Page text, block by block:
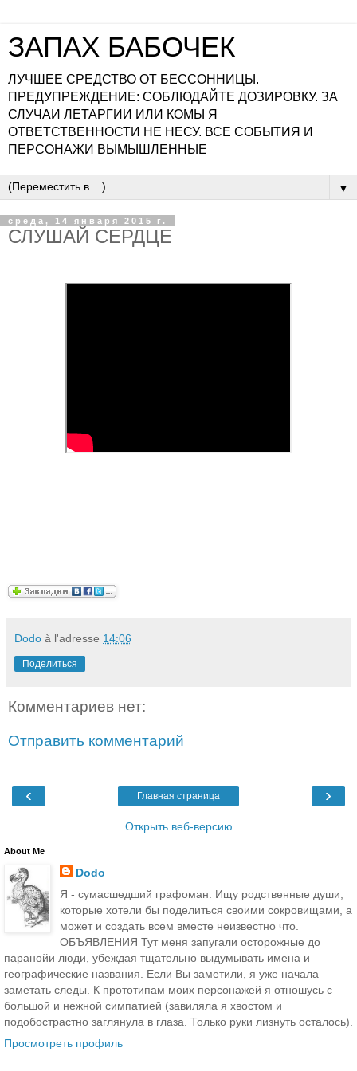
ЗАПАХ БАБОЧЕК
ЛУЧШЕЕ СРЕДСТВО ОТ БЕССОННИЦЫ.
ПРЕДУПРЕЖДЕНИЕ: СОБЛЮДАЙТЕ ДОЗИРОВКУ. ЗА
СЛУЧАИ ЛЕТАРГИИ ИЛИ КОМЫ Я
ОТВЕТСТВЕННОСТИ НЕ НЕСУ. ВСЕ СОБЫТИЯ И
ПЕРСОНАЖИ ВЫМЫШЛЕННЫЕ
▼
среда, 14 января 2015 г.
СЛУШАЙ СЕРДЦЕ
Dodo à l'adresse 14:06
Поделиться
Комментариев нет:
Отправить комментарий
‹ ›
Главная страница
Открыть веб-версию
About Me
Dodo
Я - сумасшедший графоман. Ищу родственные души,
которые хотели бы поделиться своими сокровищами, а
может и создать всем вместе неизвестно что.
ОБЪЯВЛЕНИЯ Тут меня запугали осторожные до
паранойи люди, убеждая тщательно выдумывать имена и
географические названия. Если Вы заметили, я уже начала
заметать следы. К прототипам моих персонажей я отношусь с
большой и нежной симпатией (завиляла я хвостом и
подобострастно заглянула в глаза. Только руки лизнуть осталось).
Просмотреть профиль